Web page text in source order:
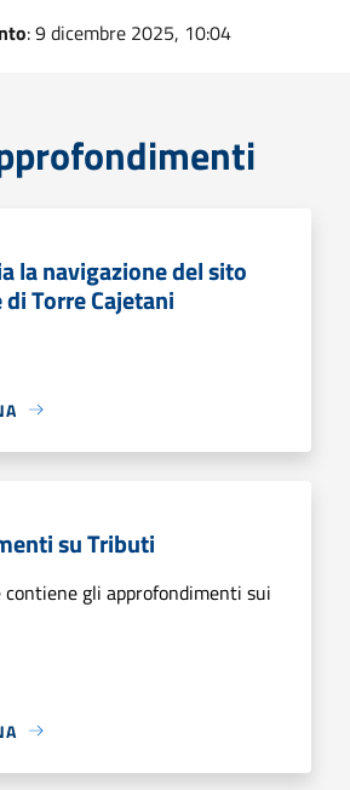
: 9 dicembre 2025, 10:04
la navigazione del sito
Torre Cajetani
su Tributi
contiene gli approfondimenti sui